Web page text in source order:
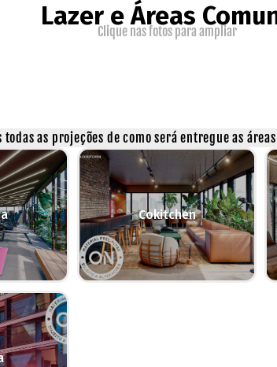
Lazer e Áreas
Clique nas fotos para ampliar
as projeções de como será entregue as
Cokitchen